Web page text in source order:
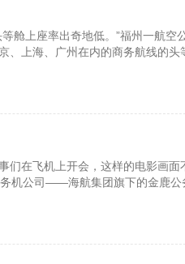
舱上座率出奇地低。”福州一航空
上海、广州在内的商务航线的头
们在飞机上开会，这样的电影画面
机公司——海航集团旗下的金鹿公